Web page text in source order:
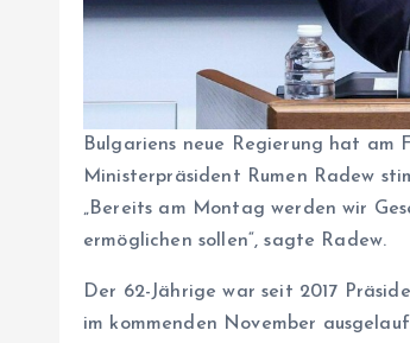
Bulgariens neue Regierung hat am
Ministerpräsident Rumen Radew
„Bereits am Montag werden wir
ermöglichen sollen“, sagte Radew.
Der 62-Jährige war seit 2017
im kommenden November